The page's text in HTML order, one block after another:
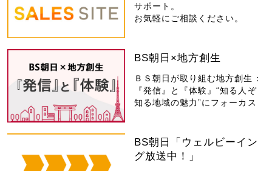
サポート。
お気軽にご相談ください。
BS朝日×地方創生
ＢＳ朝日が取り組む地方創生：
『発信』と『体験』“知る人ぞ
知る地域の魅力”にフォーカス
BS朝日「ウェルビーイン
グ放送中！」